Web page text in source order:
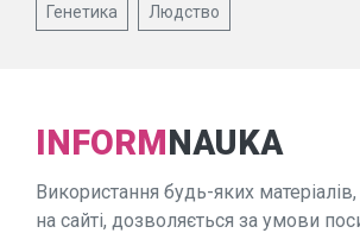
Генетика Людство
INFORMNAUKA
Використання будь-яких
на сайті, дозволяється за умови